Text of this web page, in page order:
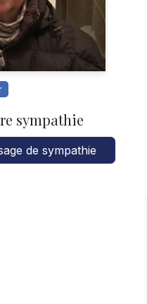
sympathie
de sympathie